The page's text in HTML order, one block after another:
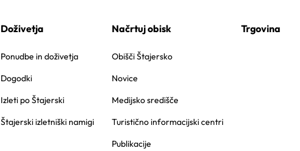
Doživetja
Ponudbe in doživetja
Dogodki
Izleti po Štajerski
Štajerski izletniški namigi
Načrtuj obisk
Obišči Štajersko
Novice
Medijsko središče
Turistično informacijski centri
Publikacije
Trgovina